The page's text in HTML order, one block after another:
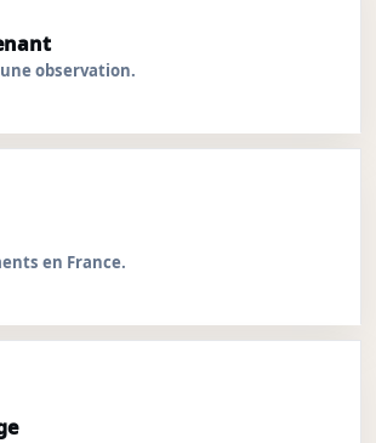
observation.
en France.